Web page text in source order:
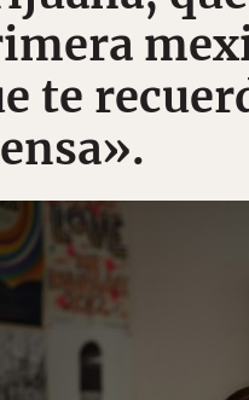
te